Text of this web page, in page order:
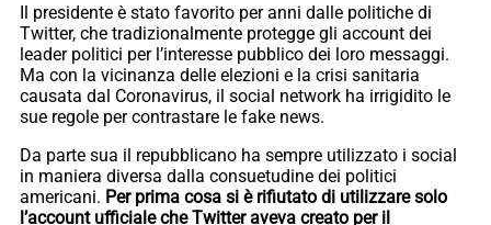
Il presidente è stato favorito per anni dalle politiche di
Twitter, che tradizionalmente protegge gli account dei
leader politici per l’interesse pubblico dei loro messaggi.
Ma con la vicinanza delle elezioni e la crisi sanitaria
causata dal Coronavirus, il social network ha irrigidito le
sue regole per contrastare le fake news.
Da parte sua il repubblicano ha sempre utilizzato i social
in maniera diversa dalla consuetudine dei politici
americani. Per prima cosa si è rifiutato di utilizzare solo
l’account ufficiale che Twitter aveva creato per il